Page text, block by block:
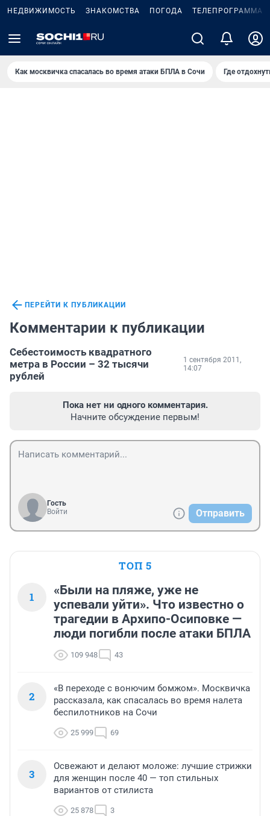
НЕДВИЖИМОСТЬ ЗНАКОМСТВА ПОГОДА ТЕЛЕПРОГРАММА
Как москвичка спасалась во время атаки БПЛА в Сочи Где
ПЕРЕЙТИ К ПУБЛИКАЦИИ
Комментарии к публикации
Себестоимость квадратного
метра в России – 32 тысячи
рублей
1 сентября 2011,
14:07
Пока нет ни одного комментария.
Начните обсуждение первым!
Гость
Войти
Отправить
ТОП 5
1
«Были на пляже, уже не
успевали уйти». Что известно о
трагедии в Архипо-Осиповке —
люди погибли после атаки БПЛА
109 948 43
2
«В переходе с вонючим бомжом». Москвичка
рассказала, как спасалась во время налета
беспилотников на Сочи
25 999 69
3
Освежают и делают моложе: лучшие стрижки
для женщин после 40 — топ стильных
вариантов от стилиста
25 878 3